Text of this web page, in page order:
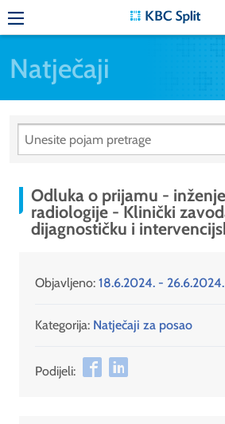
Natječaji
Odluka o prijamu -
radiologije - Klinički
dijagnostičku i
Objavljeno: 18.6.2024. - 26.6.2024.
Kategorija: Natječaji za posao
Podijeli: